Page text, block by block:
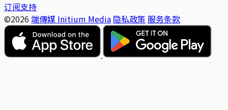
订阅支持
©2026 端傳媒 Initium Media 隐私政策 服务条款